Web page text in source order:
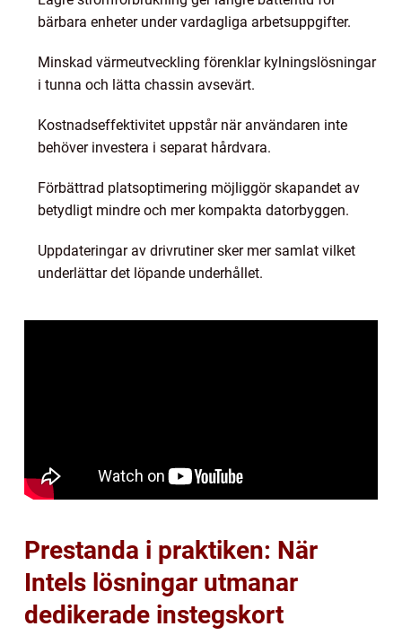
bärbara enheter under vardagliga arbetsuppgifter.
Minskad värmeutveckling förenklar kylningslösningar
i tunna och lätta chassin avsevärt.
Kostnadseffektivitet uppstår när användaren inte
behöver investera i separat hårdvara.
Förbättrad platsoptimering möjliggör skapandet av
betydligt mindre och mer kompakta datorbyggen.
Uppdateringar av drivrutiner sker mer samlat vilket
underlättar det löpande underhållet.
Prestanda i praktiken: När
Intels lösningar utmanar
dedikerade instegskort